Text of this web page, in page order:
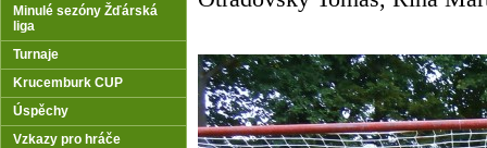
Minulé sezóny Žďárská
liga
Turnaje
Krucemburk CUP
Úspěchy
Vzkazy pro hráče